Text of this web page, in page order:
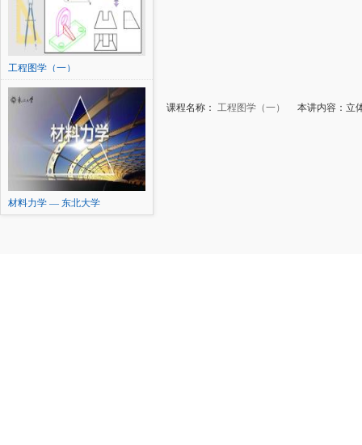
工程图学（一）
材料力学 — 东北大学
课程名称： 工程图学（一） 本讲内容：立